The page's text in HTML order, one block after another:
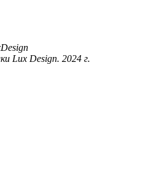
Lux Design. 2024 г.